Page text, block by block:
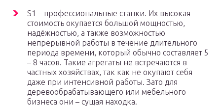
S1 – профессиональные станки. Их высокая
стоимость окупается большой мощностью,
надёжностью, а также возможностью
непрерывной работы в течение длительного
периода времени, который обычно составляет 5
– 8 часов. Такие агрегаты не встречаются в
частных хозяйствах, так как не окупают себя
даже при интенсивной работы. Зато для
деревообрабатывающего или мебельного
бизнеса они – сущая находка.